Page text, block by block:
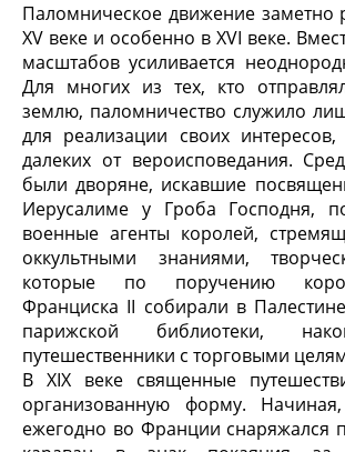
Паломническое движение заметно
XV веке и особенно в XVI веке.
масштабов усиливается
Для многих из тех, кто
землю, паломничество служило
для реализации своих
далеких от вероисповедания.
были дворяне, искавшие
Иерусалиме у Гроба Господня,
военные агенты королей,
оккультными знаниями,
которые по поручению
Франциска II собирали в
парижской библиотеки,
путешественники с торговыми
В XIX веке священные
организованную форму.
ежегодно во Франции снаряжался